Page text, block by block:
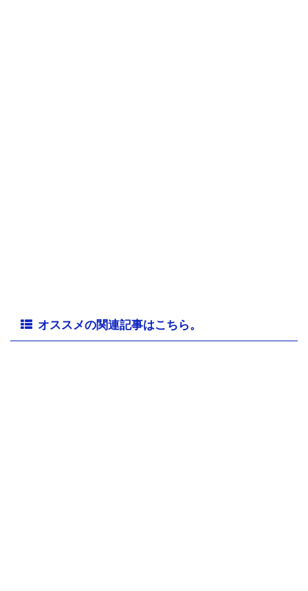
オススメの関連記事はこちら。